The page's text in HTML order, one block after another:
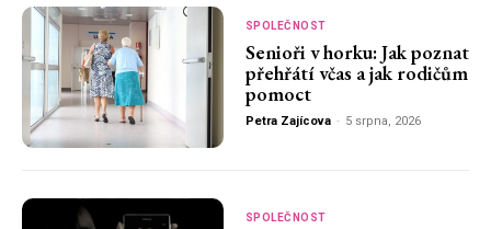
SPOLEČNOST
Senioři v horku: Jak poznat
přehřátí včas a jak rodičům
pomoct
Petra Zajícova - 5 srpna, 2026
SPOLEČNOST